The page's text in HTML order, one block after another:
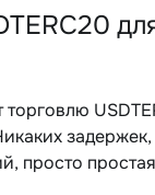
просто